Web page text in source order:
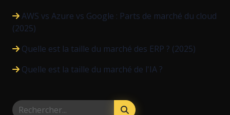
AWS vs Azure vs Google : Parts de marché du cloud
(2025)
Quelle est la taille du marché des ERP ? (2025)
Quelle est la taille du marché de l'IA ?